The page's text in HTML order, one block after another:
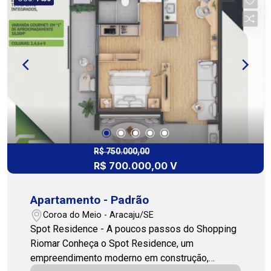
R$ 750.000,00
R$ 700.000,00 V
Apartamento - Padrão
Coroa do Meio - Aracaju/SE
Spot Residence - A poucos passos do Shopping
Riomar Conheça o Spot Residence, um
empreendimento moderno em construção,